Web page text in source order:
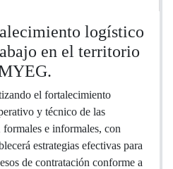
logístico
en el territorio
el fortalecimiento
y técnico de las
e informales, con
estrategias efectivas para
de contratación conforme a